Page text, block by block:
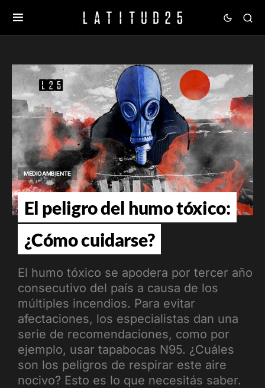
MEDIOAMBIENTE
El peligro del humo tóxico:
¿Cómo cuidarse?
El humo tóxico se apodera por tercer año
consecutivo del país a causa de los
múltiples incendios. Para evitar
afectaciones, los especialistas dan una
serie de recomendaciones, como por
ejemplo, usar tapabocas N95. ¿Cuáles
son los peligros de respirar este aire
nocivo? Esto es lo que necesitás saber.